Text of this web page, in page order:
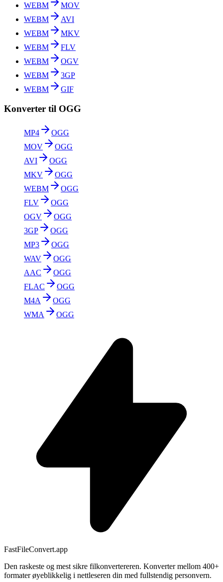
WEBM
MOV
WEBM
AVI
WEBM
MKV
WEBM
FLV
WEBM
OGV
WEBM
3GP
WEBM
GIF
Konverter til OGG
MP4
OGG
MOV
OGG
AVI
OGG
MKV
OGG
WEBM
OGG
FLV
OGG
OGV
OGG
3GP
OGG
MP3
OGG
WAV
OGG
AAC
OGG
FLAC
OGG
M4A
OGG
WMA
OGG
FastFileConvert.app
Den raskeste og mest sikre filkonvertereren. Konverter mellom 400+
formater øyeblikkelig i nettleseren din med fullstendig personvern.